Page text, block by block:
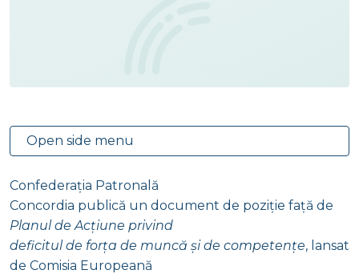
Confederația Patronală
Concordia publică un document de poziție față de
Planul de Acțiune privind
deficitul de forța de muncă și de competențe, lansat
de Comisia Europeană
Open side menu